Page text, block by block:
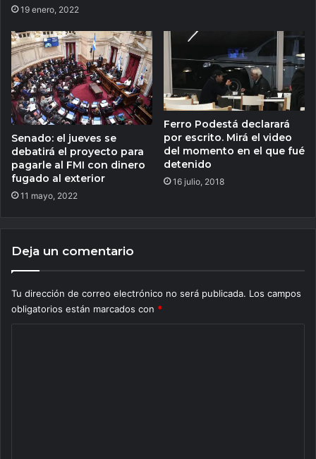
19 enero, 2022
Senado: el jueves se
debatirá el proyecto para
pagarle al FMI con dinero
fugado al exterior
11 mayo, 2022
Ferro Podestá declarará
por escrito. Mirá el video
del momento en el que fué
detenido
16 julio, 2018
Deja un comentario
Tu dirección de correo electrónico no será publicada. Los campos
obligatorios están marcados con *